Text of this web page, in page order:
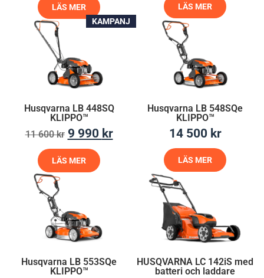
LÄS MER
LÄS MER
KAMPANJ
Husqvarna LB 448SQ
KLIPPO™
11 600kr 9 990 kr
LÄS MER
Husqvarna LB 548SQe
KLIPPO™
14 500 kr
LÄS MER
Husqvarna LB 553SQe
KLIPPO™
HUSQVARNA LC 142iS med
batteri och laddare